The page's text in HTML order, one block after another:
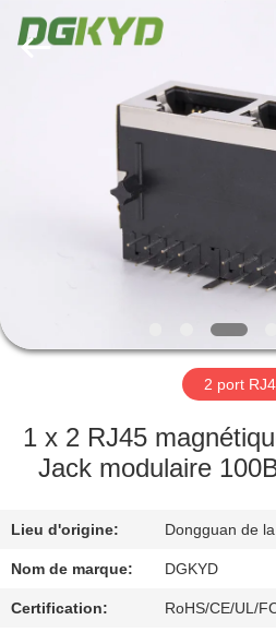
MAISON
PRODUITS
AU
DE
NOUS
VISITE
D'USINE
Keyouda
Electronic
Technology
2 port
1 x 2 RJ45
Jack modulaire
Lieu d'origine: Dongguan de
Nom de marque: DGKYD
Certification: RoHS/CE/UL/